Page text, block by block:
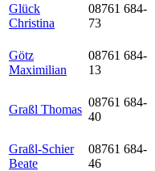
Glück
Christina
08761 684-
73
Götz
Maximilian
08761 684-
13
Graßl Thomas
08761 684-
40
Graßl-Schier
Beate
08761 684-
46